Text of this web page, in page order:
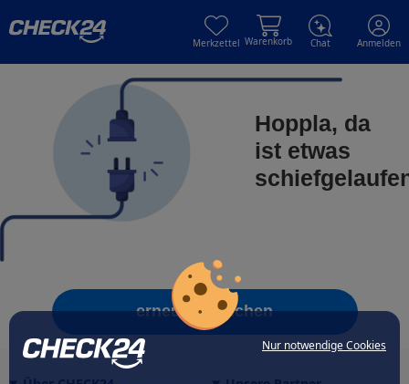
Nur notwendige Cookies
Merkzettel Warenkorb Chat Anmelden
Hoppla, da
ist etwas
erneut versuchen